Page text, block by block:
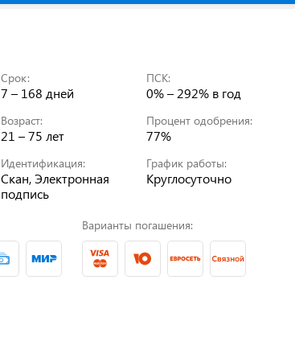
Срок:
7 – 168 дней
ПСК:
0% – 292% в год
Возраст:
21 – 75 лет
Процент одобрения:
77%
Идентификация:
Скан, Электронная
подпись
График работы:
Круглосуточно
Варианты погашения: